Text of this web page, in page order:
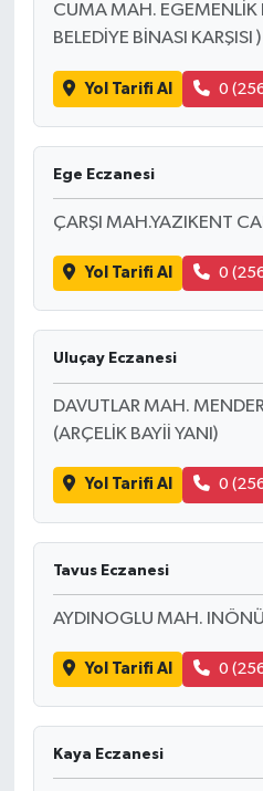
CUMA MAH. EGEMENLİK
BELEDİYE BİNASI KARŞISI )
Yol Tarifi Al 0
Ege Eczanesi
ÇARŞI MAH.YAZIKENT
Yol Tarifi Al 0
Uluçay Eczanesi
DAVUTLAR MAH.
(ARÇELİK BAYİİ YANI)
Yol Tarifi Al 0
Tavus Eczanesi
AYDINOGLU MAH.
Yol Tarifi Al 0
Kaya Eczanesi